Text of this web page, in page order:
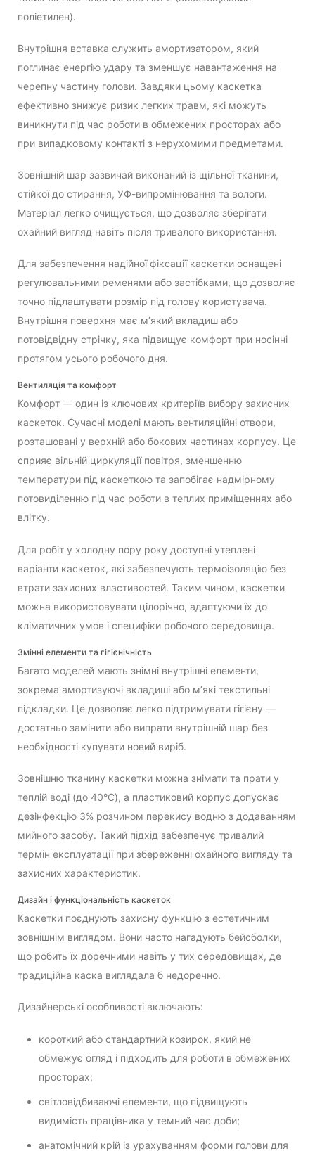
поліетилен).
Внутрішня вставка служить амортизатором, який
поглинає енергію удару та зменшує навантаження на
черепну частину голови. Завдяки цьому каскетка
ефективно знижує ризик легких травм, які можуть
виникнути під час роботи в обмежених просторах або
при випадковому контакті з нерухомими предметами.
Зовнішній шар зазвичай виконаний із щільної тканини,
стійкої до стирання, УФ-випромінювання та вологи.
Матеріал легко очищується, що дозволяє зберігати
охайний вигляд навіть після тривалого використання.
Для забезпечення надійної фіксації каскетки оснащені
регулювальними ременями або застібками, що дозволяє
точно підлаштувати розмір під голову користувача.
Внутрішня поверхня має м’який вкладиш або
потовідвідну стрічку, яка підвищує комфорт при носінні
протягом усього робочого дня.
Вентиляція та комфорт
Комфорт — один із ключових критеріїв вибору захисних
каскеток. Сучасні моделі мають вентиляційні отвори,
розташовані у верхній або бокових частинах корпусу. Це
сприяє вільній циркуляції повітря, зменшенню
температури під каскеткою та запобігає надмірному
потовиділенню під час роботи в теплих приміщеннях або
влітку.
Для робіт у холодну пору року доступні утеплені
варіанти каскеток, які забезпечують термоізоляцію без
втрати захисних властивостей. Таким чином, каскетки
можна використовувати цілорічно, адаптуючи їх до
кліматичних умов і специфіки робочого середовища.
Змінні елементи та гігієнічність
Багато моделей мають знімні внутрішні елементи,
зокрема амортизуючі вкладиші або м’які текстильні
підкладки. Це дозволяє легко підтримувати гігієну —
достатньо замінити або випрати внутрішній шар без
необхідності купувати новий виріб.
Зовнішню тканину каскетки можна знімати та прати у
теплій воді (до 40°C), а пластиковий корпус допускає
дезінфекцію 3% розчином перекису водню з додаванням
мийного засобу. Такий підхід забезпечує тривалий
термін експлуатації при збереженні охайного вигляду та
захисних характеристик.
Дизайн і функціональність каскеток
Каскетки поєднують захисну функцію з естетичним
зовнішнім виглядом. Вони часто нагадують бейсболки,
що робить їх доречними навіть у тих середовищах, де
традиційна каска виглядала б недоречно.
Дизайнерські особливості включають:
короткий або стандартний козирок, який не
обмежує огляд і підходить для роботи в обмежених
просторах;
світловідбиваючі елементи, що підвищують
видимість працівника у темний час доби;
анатомічний крій із урахуванням форми голови для